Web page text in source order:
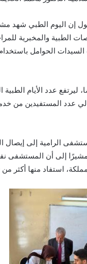
إن اليوم الطبي شهد
والمخبرية
الحوامل
اليوم الطبي استفاد منه 289 مريضا،
الرامية إلى إيصال